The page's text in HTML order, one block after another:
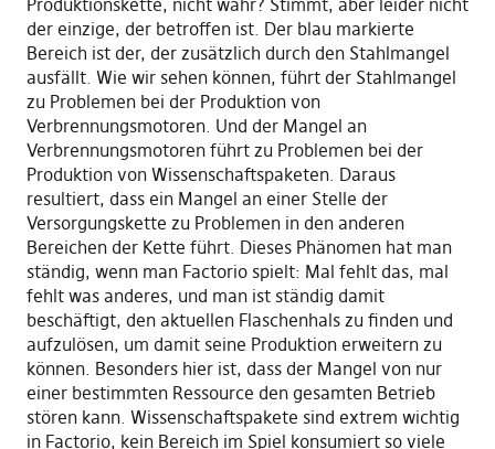
Produktionskette, nicht wahr? Stimmt, aber leider nicht
der einzige, der betroffen ist. Der blau markierte
Bereich ist der, der zusätzlich durch den Stahlmangel
ausfällt. Wie wir sehen können, führt der Stahlmangel
zu Problemen bei der Produktion von
Verbrennungsmotoren. Und der Mangel an
Verbrennungsmotoren führt zu Problemen bei der
Produktion von Wissenschaftspaketen. Daraus
resultiert, dass ein Mangel an einer Stelle der
Versorgungskette zu Problemen in den anderen
Bereichen der Kette führt. Dieses Phänomen hat man
ständig, wenn man Factorio spielt: Mal fehlt das, mal
fehlt was anderes, und man ist ständig damit
beschäftigt, den aktuellen Flaschenhals zu finden und
aufzulösen, um damit seine Produktion erweitern zu
können. Besonders hier ist, dass der Mangel von nur
einer bestimmten Ressource den gesamten Betrieb
stören kann. Wissenschaftspakete sind extrem wichtig
in Factorio, kein Bereich im Spiel konsumiert so viele